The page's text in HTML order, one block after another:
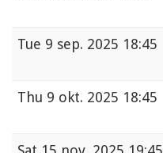
Tue 9 sep. 2025 18:45
Thu 9 okt. 2025 18:45